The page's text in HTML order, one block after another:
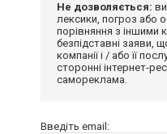
Не дозволяється:
лексики, погроз або
порівняння з іншими
безпідставні заяви,
компанії і / або її
сторонні інтернет-
самореклама.
Введіть email: